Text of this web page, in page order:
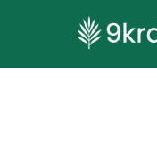
to